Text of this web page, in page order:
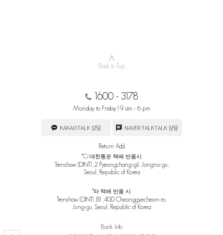
∧
Back to Top
1600 - 3178
Monday to Friday | 9 am - 6 pm
KAKAOTALK 상담 NAVER TALKTALK 상담
Return Add.
*CJ 대한통운 택배 반품시
Trenshow (DINT) ,2 Pyeongchang-gil, Jongno-gu,
Seoul, Republic of Korea
*타 택배 반품 시
Trenshow (DINT) ,B1 ,400 Cheonggyecheon-ro,
Jung-gu, Seoul, Republic of Korea
Bank Info